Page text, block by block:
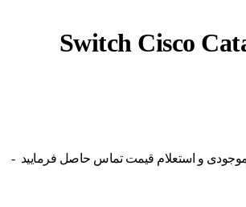
Switch Cisco
موجودی و استعلام قیمت تماس حاصل فرمایید -